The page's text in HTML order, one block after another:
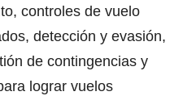
controles de vuelo
detección y evasión,
de contingencias y
lograr vuelos